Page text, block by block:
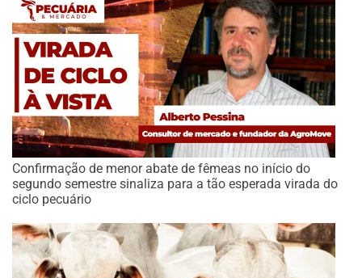
Confirmação de menor abate de fêmeas no início do
segundo semestre sinaliza para a tão esperada virada do
ciclo pecuário